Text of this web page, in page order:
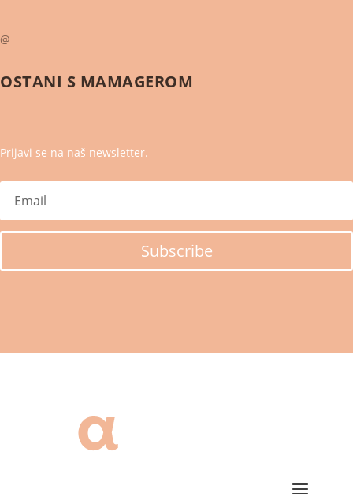
@
OSTANI S MAMAGEROM
Prijavi se na naš newsletter.
Subscribe